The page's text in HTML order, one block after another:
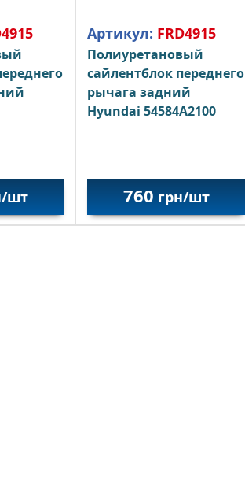
шт
Артикул: FRD4915
Полиуретановый
сайлентблок переднего
рычага задний
Hyundai 54584A2100
760 грн/шт